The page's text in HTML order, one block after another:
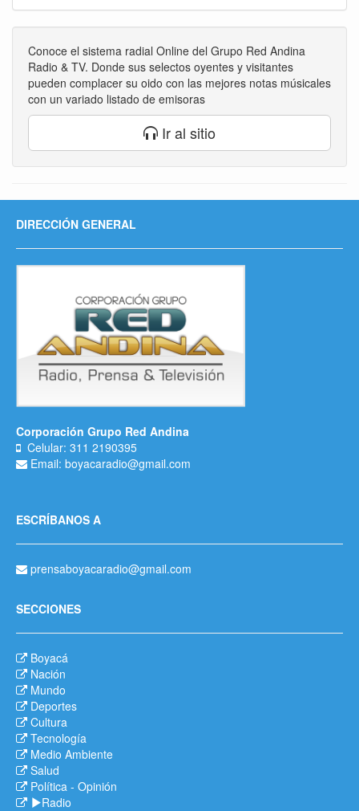
Conoce el sistema radial Online del Grupo Red Andina
Radio & TV. Donde sus selectos oyentes y visitantes
pueden complacer su oido con las mejores notas músicales
con un variado listado de emisoras
Ir al sitio
DIRECCIÓN GENERAL
Corporación Grupo Red Andina
Celular: 311 2190395
Email: boyacaradio@gmail.com
ESCRÍBANOS A
prensaboyacaradio@gmail.com
SECCIONES
Boyacá
Nación
Mundo
Deportes
Cultura
Tecnología
Medio Ambiente
Salud
Política - Opinión
Radio